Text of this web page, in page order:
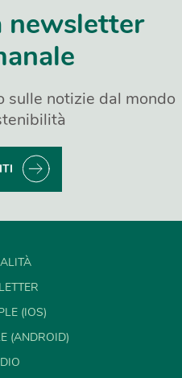
newsletter
sulle notizie dal mondo
(IOS)
(ANDROID)